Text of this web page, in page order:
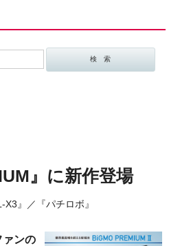
』に新作登場
X3』／『パチロボ』
ァンの